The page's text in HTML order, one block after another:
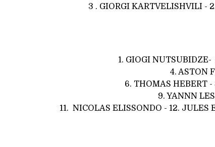
3 . GIORGI KARTVELISHVILI -
1. GIOGI
4. ASTON
6. THOMAS HEBERT -
9. YANNN
11. NICOLAS ELISSONDO - 12. JULES